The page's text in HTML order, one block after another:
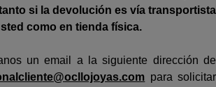
si la devolución es vía transportista
como en tienda física.
un email a la siguiente dirección de
para solicitar